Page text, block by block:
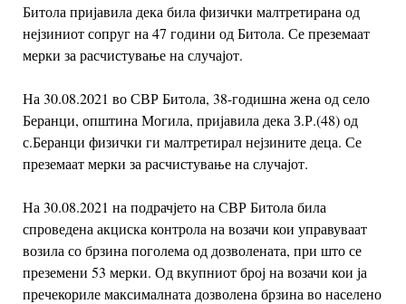
Битола пријавила дека била физички малтретирана од
нејзиниот сопруг на 47 години од Битола. Се преземаат
мерки за расчистување на случајот.
На 30.08.2021 во СВР Битола, 38-годишна жена од село
Беранци, општина Могила, пријавила дека З.Р.(48) од
с.Беранци физички ги малтретирал нејзините деца. Се
преземаат мерки за расчистување на случајот.
На 30.08.2021 на подрачјето на СВР Битола била
спроведена акциска контрола на возачи кои управуваат
возила со брзина поголема од дозволената, при што се
преземени 53 мерки. Од вкупниот број на возачи кои ја
пречекориле максималната дозволена брзина во населено